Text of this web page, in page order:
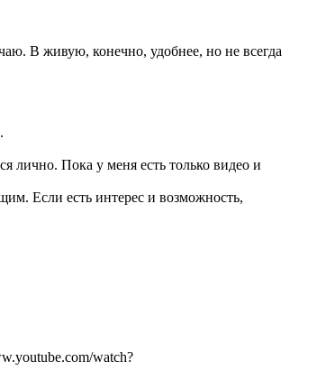
В живую, конечно, удобнее, но не всегда
лично. Пока у меня есть только видео и
Если есть интерес и возможность,
watch?